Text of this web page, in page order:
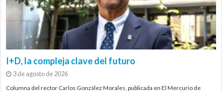
I+D, la compleja clave del futuro
3 de agosto de 2026
Columna del rector Carlos González Morales, publicada en El Mercurio de